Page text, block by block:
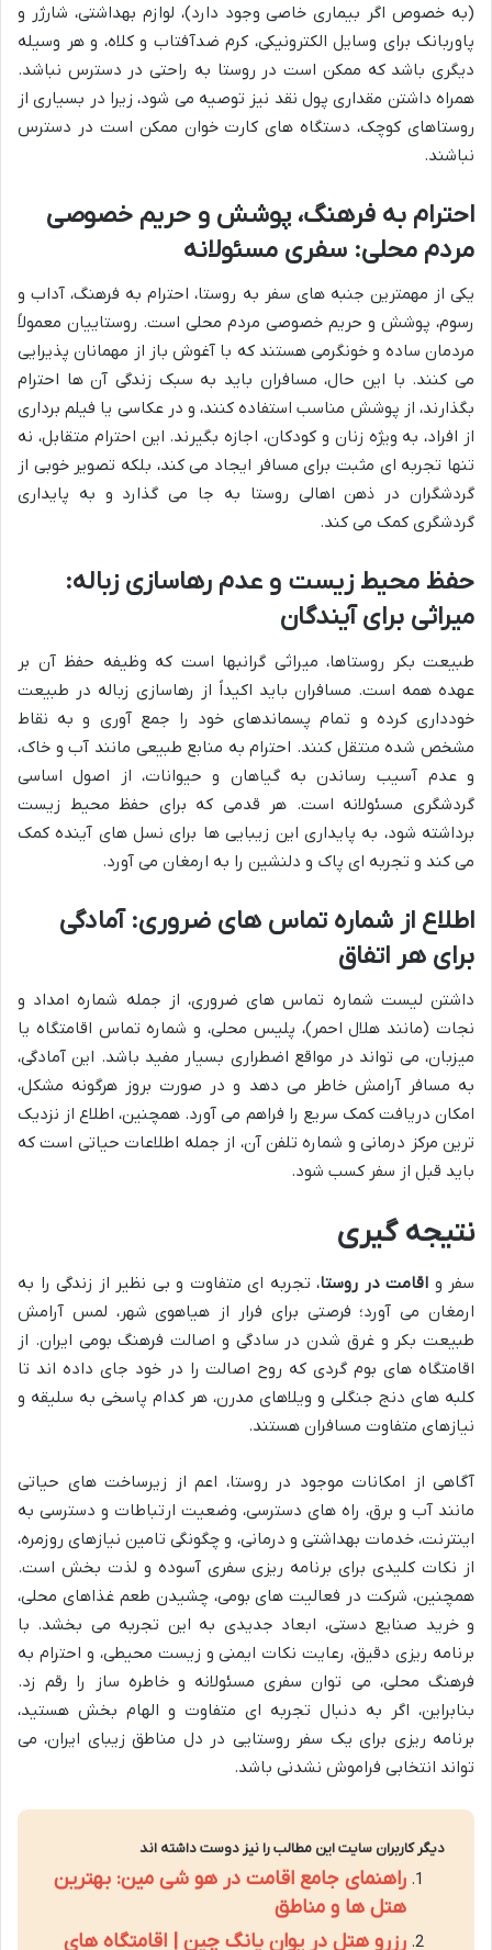
(به خصوص اگر بیماری خاصی وجود دارد)، لوازم بهداشتی، شارژر و
پاوربانک برای وسایل الکترونیکی، کرم ضدآفتاب و کلاه، و هر وسیله
دیگری باشد که ممکن است در روستا به راحتی در دسترس نباشد.
همراه داشتن مقداری پول نقد نیز توصیه می شود، زیرا در بسیاری از
روستاهای کوچک، دستگاه های کارت خوان ممکن است در دسترس
نباشند.
احترام به فرهنگ، پوشش و حریم خصوصی
مردم محلی: سفری مسئولانه
یکی از مهمترین جنبه های سفر به روستا، احترام به فرهنگ، آداب و
رسوم، پوشش و حریم خصوصی مردم محلی است. روستاییان معمولاً
مردمان ساده و خونگرمی هستند که با آغوش باز از مهمانان پذیرایی
می کنند. با این حال، مسافران باید به سبک زندگی آن ها احترام
بگذارند، از پوشش مناسب استفاده کنند، و در عکاسی یا فیلم برداری
از افراد، به ویژه زنان و کودکان، اجازه بگیرند. این احترام متقابل، نه
تنها تجربه ای مثبت برای مسافر ایجاد می کند، بلکه تصویر خوبی از
گردشگران در ذهن اهالی روستا به جا می گذارد و به پایداری
گردشگری کمک می کند.
حفظ محیط زیست و عدم رهاسازی زباله:
میراثی برای آیندگان
طبیعت بکر روستاها، میراثی گرانبها است که وظیفه حفظ آن بر
عهده همه است. مسافران باید اکیداً از رهاسازی زباله در طبیعت
خودداری کرده و تمام پسماندهای خود را جمع آوری و به نقاط
مشخص شده منتقل کنند. احترام به منابع طبیعی مانند آب و خاک،
و عدم آسیب رساندن به گیاهان و حیوانات، از اصول اساسی
گردشگری مسئولانه است. هر قدمی که برای حفظ محیط زیست
برداشته شود، به پایداری این زیبایی ها برای نسل های آینده کمک
می کند و تجربه ای پاک و دلنشین را به ارمغان می آورد.
اطلاع از شماره تماس های ضروری: آمادگی
برای هر اتفاق
داشتن لیست شماره تماس های ضروری، از جمله شماره امداد و
نجات (مانند هلال احمر)، پلیس محلی، و شماره تماس اقامتگاه یا
میزبان، می تواند در مواقع اضطراری بسیار مفید باشد. این آمادگی،
به مسافر آرامش خاطر می دهد و در صورت بروز هرگونه مشکل،
امکان دریافت کمک سریع را فراهم می آورد. همچنین، اطلاع از نزدیک
ترین مرکز درمانی و شماره تلفن آن، از جمله اطلاعات حیاتی است که
باید قبل از سفر کسب شود.
نتیجه گیری
سفر و اقامت در روستا، تجربه ای متفاوت و بی نظیر از زندگی را به
ارمغان می آورد؛ فرصتی برای فرار از هیاهوی شهر، لمس آرامش
طبیعت بکر و غرق شدن در سادگی و اصالت فرهنگ بومی ایران. از
اقامتگاه های بوم گردی که روح اصالت را در خود جای داده اند تا
کلبه های دنج جنگلی و ویلاهای مدرن، هر کدام پاسخی به سلیقه و
نیازهای متفاوت مسافران هستند.
آگاهی از امکانات موجود در روستا، اعم از زیرساخت های حیاتی
مانند آب و برق، راه های دسترسی، وضعیت ارتباطات و دسترسی به
اینترنت، خدمات بهداشتی و درمانی، و چگونگی تامین نیازهای روزمره،
از نکات کلیدی برای برنامه ریزی سفری آسوده و لذت بخش است.
همچنین، شرکت در فعالیت های بومی، چشیدن طعم غذاهای محلی،
و خرید صنایع دستی، ابعاد جدیدی به این تجربه می بخشد. با
برنامه ریزی دقیق، رعایت نکات ایمنی و زیست محیطی، و احترام به
فرهنگ محلی، می توان سفری مسئولانه و خاطره ساز را رقم زد.
بنابراین، اگر به دنبال تجربه ای متفاوت و الهام بخش هستید،
برنامه ریزی برای یک سفر روستایی در دل مناطق زیبای ایران، می
تواند انتخابی فراموش نشدنی باشد.
دیگر کاربران سایت این مطالب را نیز دوست داشته اند
راهنمای جامع اقامت در هو شی مین: بهترین
هتل ها و مناطق
رزرو هتل در یوان یانگ چین | اقامتگاه های